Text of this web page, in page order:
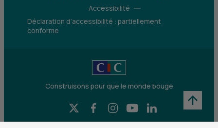
Accessibilité
Déclaration d’accessibilité : partiellement
conforme
Construisons pour que le monde bouge
X (Twitter) - CIC
Facebook - CIC
Instagram - CIC
YouTube - CICLinkedIn - CIC